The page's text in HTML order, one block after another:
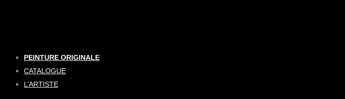
PEINTURE ORIGINALE
CATALOGUE
L’ARTISTE